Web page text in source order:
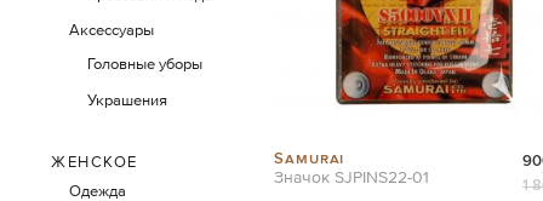
Аксессуары
Головные уборы
Украшения
ЖЕНСКОЕ
Одежда
Samurai
1
Значок SJPINS22-01